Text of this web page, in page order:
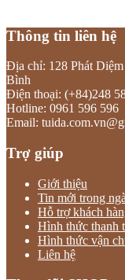
Thông tin liên hệ
Địa chỉ: 128 Phát
Bình
Điện thoại: (+84)248
Hotline: 0961 596 596
Email:
Trợ giúp
Giới thiệu
Tin mới trong
Hỗ trợ khách
Hình thức thanh
Hình thức vận
Liên hệ